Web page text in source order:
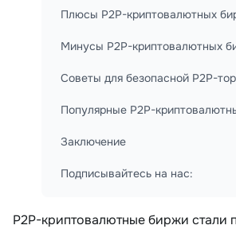
Плюсы P2P-криптовалютных
Минусы P2P-криптовалютных
Советы для безопасной P2P-
Популярные P2P-
Заключение
Подписывайтесь на нас:
P2P-криптовалютные биржи стали